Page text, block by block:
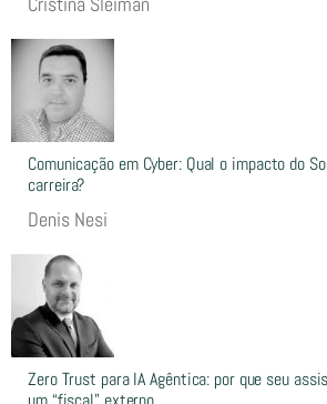
Comunicação em Cyber: Qual o impacto do
carreira?
Denis Nesi
Zero Trust para IA Agêntica: por que seu